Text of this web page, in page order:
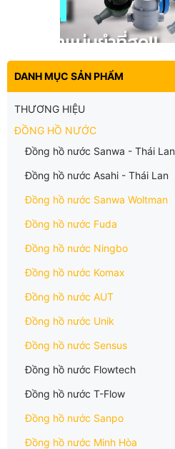
DANH MỤC SẢN PHẨM
THƯƠNG HIỆU
ĐỒNG HỒ NƯỚC
Đồng hồ nước Sanwa - Thái Lan
Đồng hồ nước Asahi - Thái Lan
Đồng hồ nước Sanwa Woltman
Đồng hồ nước Fuda
Đồng hồ nước Ningbo
Đồng hồ nước Komax
Đồng hồ nước AUT
Đồng hồ nước Unik
Đồng hồ nước Sensus
Đồng hồ nước Flowtech
Đồng hồ nước T-Flow
Đồng hồ nước Sanpo
Đồng hồ nước Minh Hòa